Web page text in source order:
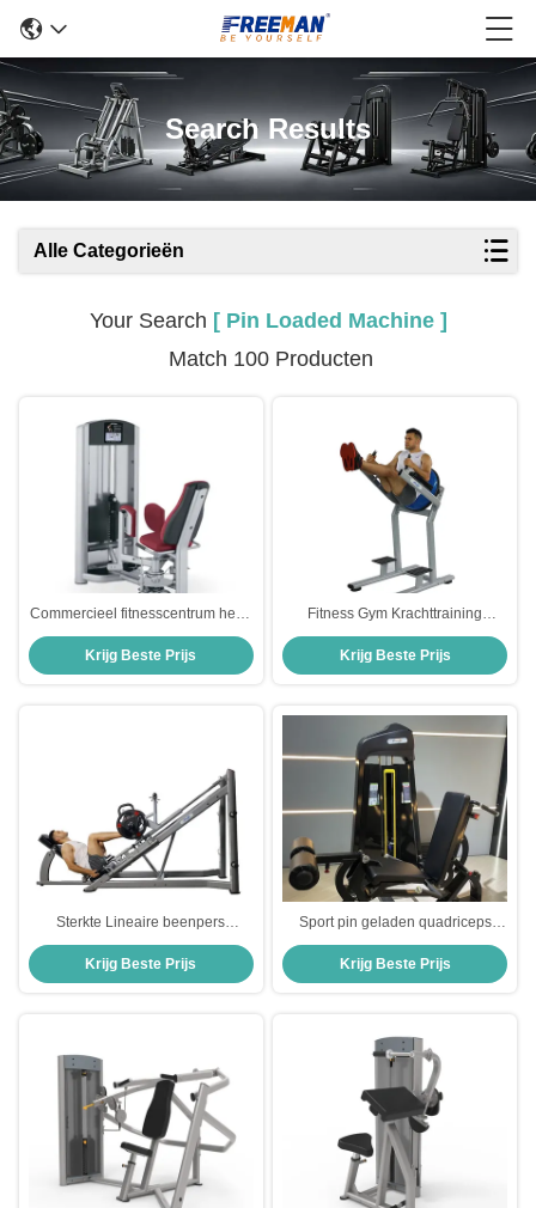
Search Results
Alle Categorieën
Your Search [ Pin Loaded Machine ]
Match 100 Producten
Commercieel fitnesscentrum heup
ontvoering machine pin geladen
machine
Krijg Beste Prijs
Fitness Gym Krachttraining
Pinneloaded Machine Assisted
Chin Dip Commercial
Krijg Beste Prijs
Sterkte Lineaire beenpers
Fitnessapparatuur Pin geladen
machine staal Q235
Krijg Beste Prijs
Sport pin geladen quadriceps
prone 2 in 1 zittende been
extensie en curl machine
Krijg Beste Prijs